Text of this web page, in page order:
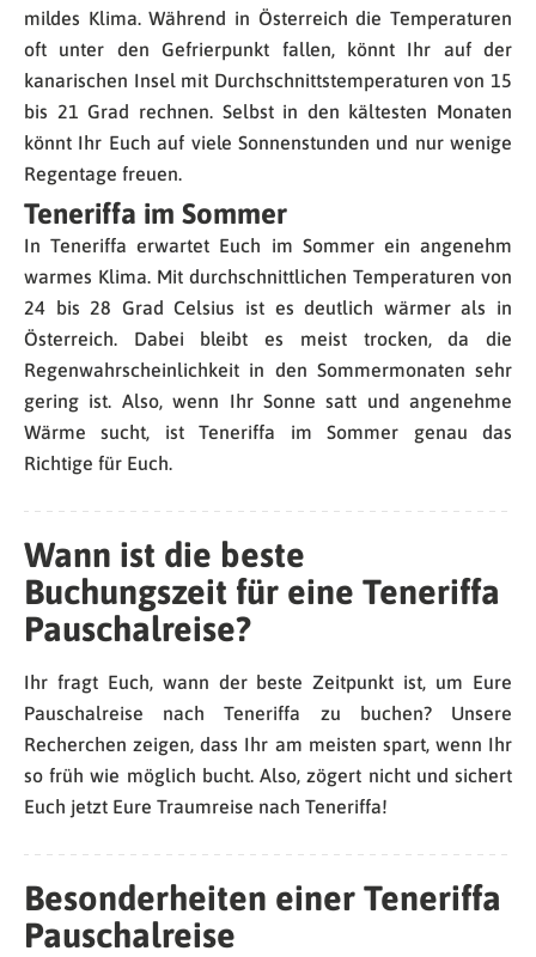
mildes Klima. Während in Österreich die Temperaturen
oft unter den Gefrierpunkt fallen, könnt Ihr auf der
kanarischen Insel mit Durchschnittstemperaturen von 15
bis 21 Grad rechnen. Selbst in den kältesten Monaten
könnt Ihr Euch auf viele Sonnenstunden und nur wenige
Regentage freuen.
Teneriffa im Sommer
In Teneriffa erwartet Euch im Sommer ein angenehm
warmes Klima. Mit durchschnittlichen Temperaturen von
24 bis 28 Grad Celsius ist es deutlich wärmer als in
Österreich. Dabei bleibt es meist trocken, da die
Regenwahrscheinlichkeit in den Sommermonaten sehr
gering ist. Also, wenn Ihr Sonne satt und angenehme
Wärme sucht, ist Teneriffa im Sommer genau das
Richtige für Euch.
Wann ist die beste
Buchungszeit für eine Teneriffa
Pauschalreise?
Ihr fragt Euch, wann der beste Zeitpunkt ist, um Eure
Pauschalreise nach Teneriffa zu buchen? Unsere
Recherchen zeigen, dass Ihr am meisten spart, wenn Ihr
so früh wie möglich bucht. Also, zögert nicht und sichert
Euch jetzt Eure Traumreise nach Teneriffa!
Besonderheiten einer Teneriffa
Pauschalreise